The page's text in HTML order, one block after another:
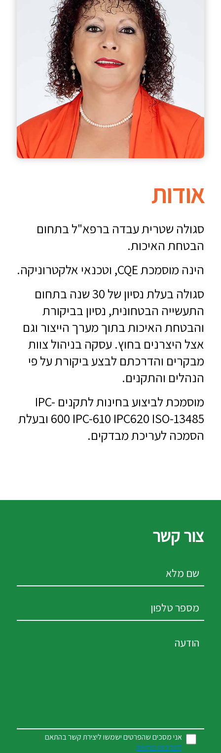
אודות
סגולה שטרית עבדה ברפא"ל בתחום
הבטחת האיכות.
הינה מוסמכת CQE, וטכנאי אלקטרוניקה.
סגולה בעלת נסיון של 30 שנה בתחום
התעשייה הבטחונית, נסיון בביקורת
והבטחת האיכות בתוך מערך הייצור וגם
אצל היצרנים בחוץ. עסקה בניהול צוות
מבקרים והדרכתם לבצע ביקורת על פי
הנהלים והתקנים.
מוסמכת לביצוע בחינות לתקנים IPC-
600 IPC-610 IPC620 ISO-13485 ובעלת
הסמכה לעריכת מבדקים.
צור קשר
אני מסכים שהפרטים ישמשו ליצירת קשר בהתאם
למדיניות פרטיות